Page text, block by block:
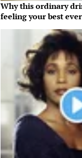
Why this ordinary
feeling your best